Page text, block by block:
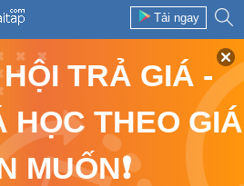
Tải ngay
TRẢ GIÁ -
HỌC THEO GIÁ
MUỐN❗